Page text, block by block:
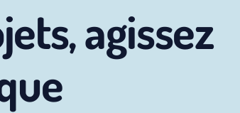
agissez